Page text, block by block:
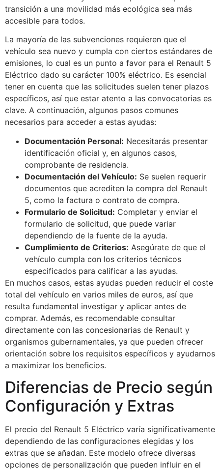
transición a una movilidad más ecológica sea más
accesible para todos.
La mayoría de las subvenciones requieren que el
vehículo sea nuevo y cumpla con ciertos estándares de
emisiones, lo cual es un punto a favor para el Renault 5
Eléctrico dado su carácter 100% eléctrico. Es esencial
tener en cuenta que las solicitudes suelen tener plazos
específicos, así que estar atento a las convocatorias es
clave. A continuación, algunos pasos comunes
necesarios para acceder a estas ayudas:
Documentación Personal: Necesitarás presentar
identificación oficial y, en algunos casos,
comprobante de residencia.
Documentación del Vehículo: Se suelen requerir
documentos que acrediten la compra del Renault
5, como la factura o contrato de compra.
Formulario de Solicitud: Completar y enviar el
formulario de solicitud, que puede variar
dependiendo de la fuente de la ayuda.
Cumplimiento de Criterios: Asegúrate de que el
vehículo cumpla con los criterios técnicos
especificados para calificar a las ayudas.
En muchos casos, estas ayudas pueden reducir el coste
total del vehículo en varios miles de euros, así que
resulta fundamental investigar y aplicar antes de
comprar. Además, es recomendable consultar
directamente con las concesionarias de Renault y
organismos gubernamentales, ya que pueden ofrecer
orientación sobre los requisitos específicos y ayudarnos
a maximizar los beneficios.
Diferencias de Precio según
Configuración y Extras
El precio del Renault 5 Eléctrico varía significativamente
dependiendo de las configuraciones elegidas y los
extras que se añadan. Este modelo ofrece diversas
opciones de personalización que pueden influir en el